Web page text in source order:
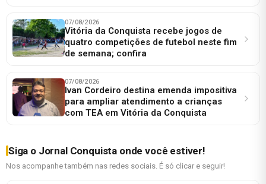
07/08/2026
Vitória da Conquista recebe jogos de
quatro competições de futebol neste fim
de semana; confira
07/08/2026
Ivan Cordeiro destina emenda impositiva
para ampliar atendimento a crianças
com TEA em Vitória da Conquista
Siga o Jornal Conquista onde você estiver!
Nos acompanhe também nas redes sociais. É só clicar e seguir!